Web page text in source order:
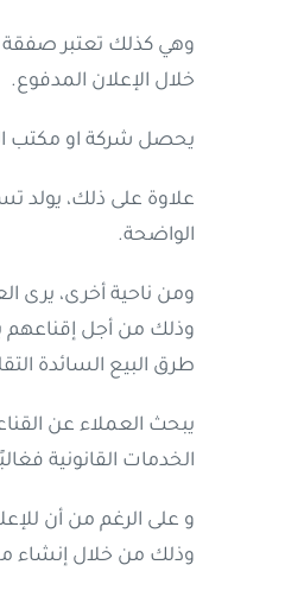
وهي كذلك تعتبر
خلال الإعلان المدفوع.
يحصل شركة او مكتب المحاماة
علاوة على ذلك، يولد
الواضحة.
ومن ناحية أخرى، يرى
طرق البيع السائدة
يبحث العملاء عن
الخدمات القانونية
و على الرغم من أن
وذلك من خلال إنشاء